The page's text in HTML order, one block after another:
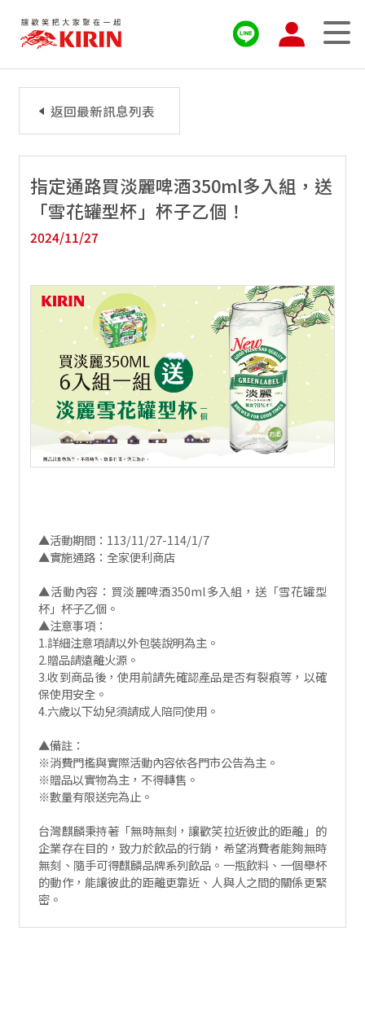
指定通路買淡麗啤酒350ml多入組，送
「雪花罐型杯」杯子乙個！
2024/11/27
▲活動期間：113/11/27-114/1/7
▲實施通路：全家便利商店
▲活動內容：買淡麗啤酒350ml多入組，送「雪花罐型
杯」杯子乙個。
▲注意事項：
1.詳細注意項請以外包裝說明為主。
2.贈品請遠離火源。
3.收到商品後，使用前請先確認產品是否有裂痕等，以確
保使用安全。
4.六歲以下幼兒須請成人陪同使用。
▲備註：
※消費門檻與實際活動內容依各門市公告為主。
※贈品以實物為主，不得轉售。
※數量有限送完為止。
台灣麒麟秉持著「無時無刻，讓歡笑拉近彼此的距離」的
企業存在目的，致力於飲品的行銷，希望消費者能夠無時
無刻、隨手可得麒麟品牌系列飲品。一瓶飲料、一個舉杯
的動作，能讓彼此的距離更靠近、人與人之間的關係更緊
密。
返回最新訊息列表